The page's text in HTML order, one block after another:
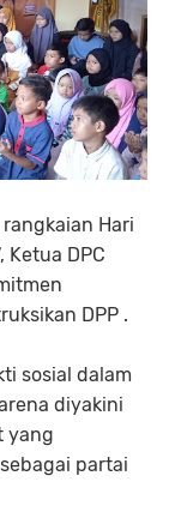
Hari
Ketua DPC
DPP .
sosial dalam
diyakini
yang
partai